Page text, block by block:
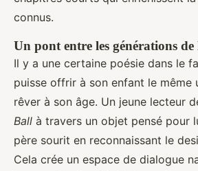
connus.
Un pont entre les générations de
Il y a une certaine poésie dans le
puisse offrir à son enfant le même
rêver à son âge. Un jeune lecteur
Ball à travers un objet pensé pour
père sourit en reconnaissant le
Cela crée un espace de dialogue